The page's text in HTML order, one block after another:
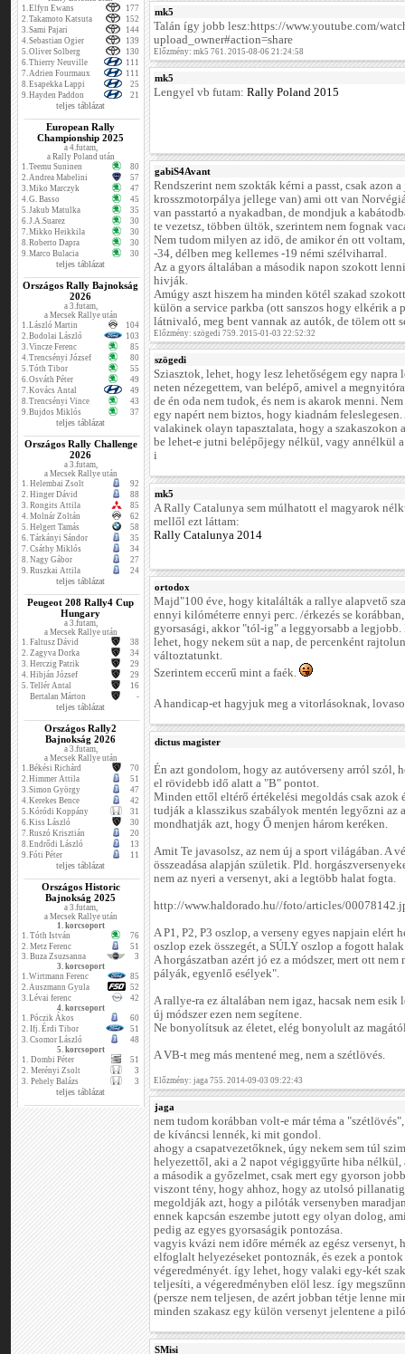
1.Elfyn Ewans
177
2.Takamoto Katsuta
152
3.Sami Pajari
144
4.Sebastian Ogier
139
5.Oliver Solberg
130
6.Thierry Neuville
111
7.Adrien Fourmaux
111
8.Esapekka Lappi
25
9.Hayden Paddon 21
teljes táblázat
European Rally
Championship 2025
a 4.futam,
a Rally Poland után
1.Teemu Suninen
80
2.Andrea Mabelini
57
3.Miko Marczyk
47
4.G. Basso
45
5.Jakub Matulka
35
6.J.A.Suarez
30
7.Mikko Heikkila
30
8.Roberto Dapra
30
9.Marco Bulacia 30
teljes táblázat
Országos Rally Bajnokság
2026
a 3.futam,
a Mecsek Rallye után
1.László Martin
104
2.Bodolai László
103
3.Vincze Ferenc
85
4.Trencsényi József
80
5.Tóth Tibor
55
6.Osváth Péter
49
7.Kovács Antal
49
8.Trencsényi Vince
43
9.Bujdos Miklós 37
teljes táblázat
Országos Rally Challenge
2026
a 3.futam,
a Mecsek Rallye után
1. Helembai Zsolt
92
2. Hinger Dávid
88
3. Rongits Attila
85
4. Molnár Zoltán
62
5. Helgert Tamás
58
6. Tárkányi Sándor
35
7. Csáthy Miklós
34
8. Nagy Gábor
27
9. Ruszkai Attila 24
teljes táblázat
Peugeot 208 Rally4 Cup
Hungary
a 3.futam,
a Mecsek Rallye után
1. Faltusz Dávid
38
2. Zagyva Dorka
34
3. Herczig Patrik
29
4. Hibján József
29
5. Tellér Antal
16
Bertalan Márton
-
teljes táblázat
Országos Rally2
Bajnokság 2026
a 3.futam,
a Mecsek Rallye után
1.Békési Richárd
70
2.Himmer Attila
51
3.Simon György
47
4.Kerekes Bence
42
5.Kóródi Koppány
31
6.Kiss László
30
7.Ruszó Krisztián
20
8.Endrődi László
13
9.Fóti Péter 11
teljes táblázat
Országos Historic
Bajnokság 2025
a 3.futam,
a Mecsek Rallye után
1. korcsoport
1. Tóth István
76
2. Metz Ferenc
51
3. Buza Zsuzsanna
3
3. korcsoport
1.Wirtmann Ferenc
85
2.Auszmann Gyula
52
3.Lévai ferenc
42
4. korcsoport
1. Póczik Ákos
60
2. Ifj. Érdi Tibor
51
3. Csomor László
48
5. korcsoport
1. Dombi Péter
51
2. Merényi Zsolt
3
3. Pehely Balázs 3
teljes táblázat
mk5
Talán így jobb lesz:https://www.youtube.com/
upload_owner#action=share
Előzmény: mk5 761. 2015-08-06 21:24:58
mk5
Lengyel vb futam: Rally Poland 2015
gabiS4Avant
Rendszerint nem szokták kérni a passt, csak azon
krosszmotorpálya jellege van) ami ott van
van passtartó a nyakadban, de mondjuk a
te vezetsz, többen ültök, szerintem nem fognak
Nem tudom milyen az idö, de amikor én ott
-34, délben meg kellemes -19 némi szélviharral.
Az a gyors általában a második napon szokott
hivják.
Amúgy aszt hiszem ha minden kötél szakad
külön a service parkba (ott sanszos hogy elkérik a
látnivaló, meg bent vannak az autók, de tölem ott
Előzmény: szögedi 759. 2015-01-03 22:52:32
szögedi
Sziasztok, lehet, hogy lesz lehetőségem egy
neten nézegettem, van belépő, amivel a
de én oda nem tudok, és nem is akarok menni.
egy napért nem biztos, hogy kiadnám
valakinek olayn tapasztalata, hogy a
be lehet-e jutni belépőjegy nélkül, vagy annélkül
i
mk5
A Rally Catalunya sem múlhatott el magyarok
mellől ezt láttam:
Rally Catalunya 2014
ortodox
Majd"100 éve, hogy kitalálták a rallye alapvető
ennyi kilóméterre ennyi perc. /érkezés se
gyorsasági, akkor "tól-ig" a leggyorsabb a legjobb.
lehet, hogy nekem süt a nap, de percenként
változtatunkt.
Szerintem eccerű mint a faék.
A handicap-et hagyjuk meg a vitorlásoknak,
dictus magister
Én azt gondolom, hogy az autóverseny arról
el rövidebb idő alatt a "B" pontot.
Minden ettől eltérő értékelési megoldás csak azok
tudják a klasszikus szabályok mentén legyőzni az
mondhatják azt, hogy Ő menjen három keréken.
Amit Te javasolsz, az nem új a sport világában. A
összeadása alapján születik. Pld.
nem az nyeri a versenyt, aki a legtöbb halat fogta.
http://www.haldorado.hu//foto/articles/
A P1, P2, P3 oszlop, a verseny egyes napjain elért
oszlop ezek összegét, a SÚLY oszlop a fogott
A horgászatban azért jó ez a módszer, mert ott
pályák, egyenlő esélyek".
A rallye-ra ez általában nem igaz, hacsak nem esik
új módszer ezen nem segítene.
Ne bonyolítsuk az életet, elég bonyolult az
A VB-t meg más mentené meg, nem a szétlövés.
Előzmény: jaga 755. 2014-09-03 09:22:43
jaga
nem tudom korábban volt-e már téma a
de kíváncsi lennék, ki mit gondol.
ahogy a csapatvezetőknek, úgy nekem sem túl
helyezettől, aki a 2 napot végiggyűrte hiba nélkül,
a második a győzelmet, csak mert egy gyorson
viszont tény, hogy ahhoz, hogy az utolsó
megoldják azt, hogy a pilóták versenyben
ennek kapcsán eszembe jutott egy olyan dolog,
pedig az egyes gyorsaságik pontozása.
vagyis kvázi nem időre mérnék az egész versenyt,
elfoglalt helyezéseket pontoznák, és ezek a
végeredményét. így lehet, hogy valaki egy-két
teljesíti, a végeredményben elöl lesz. így
(persze nem teljesen, de azért jobban tétje lenne
minden szakasz egy külön versenyt jelentene a
SMisi